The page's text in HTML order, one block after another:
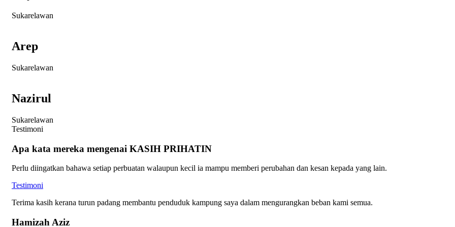
Sukarelawan
Arep
Sukarelawan
Nazirul
Sukarelawan
Testimoni
Apa kata mereka mengenai KASIH PRIHATIN
Perlu diingatkan bahawa setiap perbuatan walaupun kecil ia mampu memberi perubahan dan kesan kepada yang lain.
Testimoni
Terima kasih kerana turun padang membantu penduduk kampung saya dalam mengurangkan beban kami semua.
Hamizah Aziz